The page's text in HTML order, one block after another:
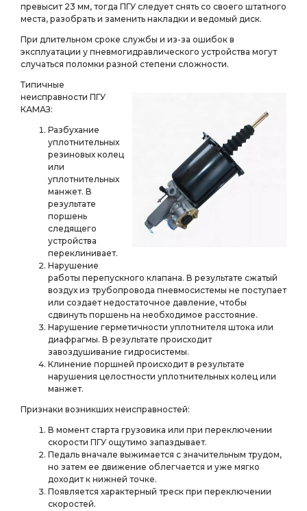
превысит 23 мм, тогда ПГУ следует снять со своего штатного
места, разобрать и заменить накладки и ведомый диск.
При длительном сроке службы и из-за ошибок в
эксплуатации у пневмогидравлического устройства могут
случаться поломки разной степени сложности.
Типичные
неисправности ПГУ
КАМАЗ:
Разбухание
уплотнительных
резиновых колец
или
уплотнительных
манжет. В
результате
поршень
следящего
устройства
переклинивает.
Нарушение
работы перепускного клапана. В результате сжатый
воздух из трубопровода пневмосистемы не поступает
или создает недостаточное давление, чтобы
сдвинуть поршень на необходимое расстояние.
Нарушение герметичности уплотнителя штока или
диафрагмы. В результате происходит
завоздушивание гидросистемы.
Клинение поршней происходит в результате
нарушения целостности уплотнительных колец или
манжет.
Признаки возникших неисправностей:
В момент старта грузовика или при переключении
скорости ПГУ ощутимо запаздывает.
Педаль вначале выжимается с значительным трудом,
но затем ее движение облегчается и уже мягко
доходит к нижней точке.
Появляется характерный треск при переключении
скоростей.